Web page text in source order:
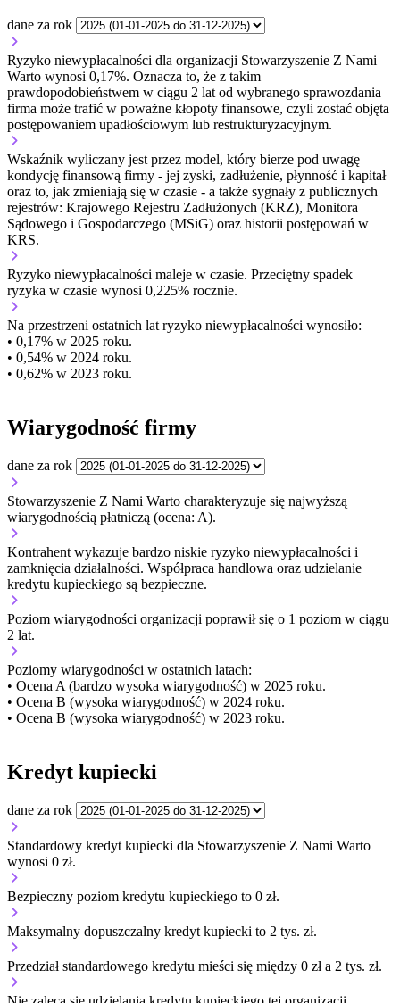
dane za rok
Ryzyko niewypłacalności dla organizacji Stowarzyszenie Z Nami
Warto wynosi 0,17%. Oznacza to, że z takim
prawdopodobieństwem w ciągu 2 lat od wybranego sprawozdania
firma może trafić w poważne kłopoty finansowe, czyli zostać objęta
postępowaniem upadłościowym lub restrukturyzacyjnym.
Wskaźnik wyliczany jest przez model, który bierze pod uwagę
kondycję finansową firmy - jej zyski, zadłużenie, płynność i kapitał
oraz to, jak zmieniają się w czasie - a także sygnały z publicznych
rejestrów: Krajowego Rejestru Zadłużonych (KRZ), Monitora
Sądowego i Gospodarczego (MSiG) oraz historii postępowań w
KRS.
Ryzyko niewypłacalności maleje w czasie. Przeciętny spadek
ryzyka w czasie wynosi 0,225% rocznie.
Na przestrzeni ostatnich lat ryzyko niewypłacalności wynosiło:
• 0,17% w 2025 roku.
• 0,54% w 2024 roku.
• 0,62% w 2023 roku.
Wiarygodność firmy
dane za rok
Stowarzyszenie Z Nami Warto charakteryzuje się najwyższą
wiarygodnością płatniczą (ocena: A).
Kontrahent wykazuje bardzo niskie ryzyko niewypłacalności i
zamknięcia działalności. Współpraca handlowa oraz udzielanie
kredytu kupieckiego są bezpieczne.
Poziom wiarygodności organizacji poprawił się o 1 poziom w ciągu
2 lat.
Poziomy wiarygodności w ostatnich latach:
• Ocena A (bardzo wysoka wiarygodność) w 2025 roku.
• Ocena B (wysoka wiarygodność) w 2024 roku.
• Ocena B (wysoka wiarygodność) w 2023 roku.
Kredyt kupiecki
dane za rok
Standardowy kredyt kupiecki dla Stowarzyszenie Z Nami Warto
wynosi 0 zł.
Bezpieczny poziom kredytu kupieckiego to 0 zł.
Maksymalny dopuszczalny kredyt kupiecki to 2 tys. zł.
Przedział standardowego kredytu mieści się między 0 zł a 2 tys. zł.